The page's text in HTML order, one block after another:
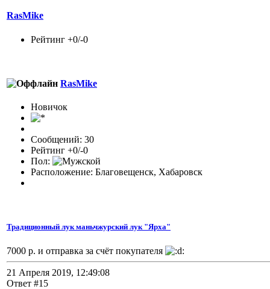
RasMike
Рейтинг +0/-0
RasMike
Новичок
Сообщений: 30
Рейтинг +0/-0
Пол:
Расположение: Благовещенск, Хабаровск
Традиционный лук маньчжурский лук "Ярха"
7000 р. и отправка за счёт покупателя
21 Апреля 2019, 12:49:08
Ответ #15